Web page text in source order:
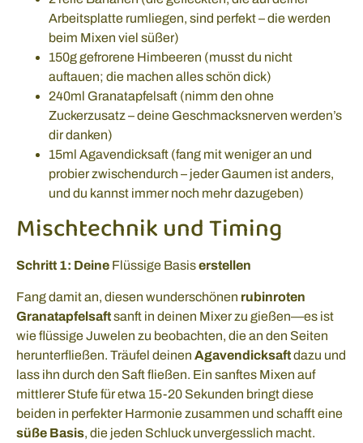
Arbeitsplatte rumliegen, sind perfekt – die werden
beim Mixen viel süßer)
150g gefrorene Himbeeren (musst du nicht
auftauen; die machen alles schön dick)
240ml Granatapfelsaft (nimm den ohne
Zuckerzusatz – deine Geschmacksnerven werden’s
dir danken)
15ml Agavendicksaft (fang mit weniger an und
probier zwischendurch – jeder Gaumen ist anders,
und du kannst immer noch mehr dazugeben)
Mischtechnik und Timing
Schritt 1: Deine Flüssige Basiserstellen
Fang damit an, diesen wunderschönen rubinroten
Granatapfelsaftsanft in deinen Mixer zu gießen—es ist
wie flüssige Juwelen zu beobachten, die an den Seiten
herunterfließen. Träufel deinen Agavendicksaftdazu und
lass ihn durch den Saft fließen. Ein sanftes Mixen auf
mittlerer Stufe für etwa 15-20 Sekunden bringt diese
beiden in perfekter Harmonie zusammen und schafft eine
süße Basis, die jeden Schluck unvergesslich macht.